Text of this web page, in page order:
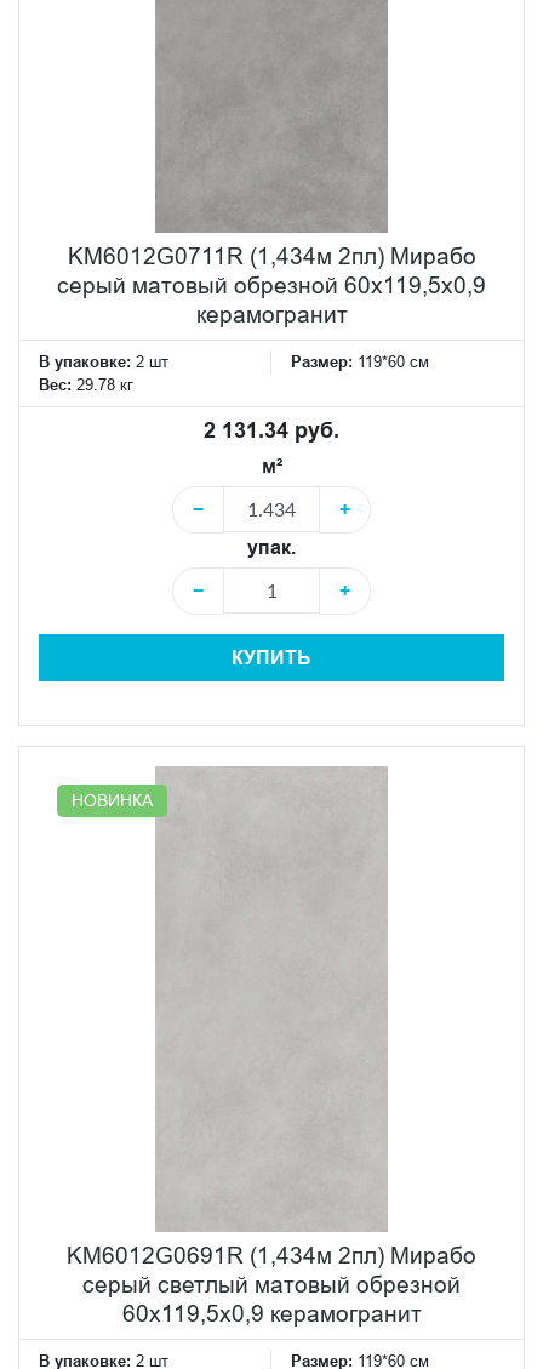
KM6012G0711R (1,434м 2пл) Мирабо
серый матовый обрезной 60x119,5x0,9
керамогранит
В упаковке: 2 шт Размер: 119*60 см
Вес: 29.78 кг
2 131.34 руб.
м²
−
+
упак.
−
+
КУПИТЬ
НОВИНКА
KM6012G0691R (1,434м 2пл) Мирабо
серый светлый матовый обрезной
60x119,5x0,9 керамогранит
В упаковке: 2 шт Размер: 119*60 см